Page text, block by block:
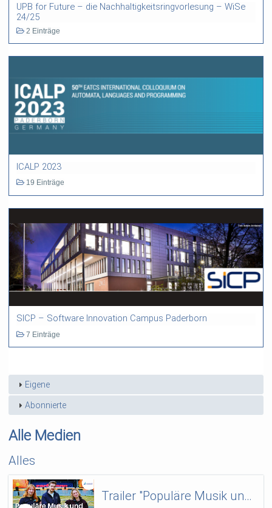
UPB for Future – die Nachhaltigkeitsringvorlesung – WiSe
24/25
2 Einträge
ICALP 2023
19 Einträge
SICP – Software Innovation Campus Paderborn
7 Einträge
Eigene
Abonnierte
Alle Medien
Alles
Trailer "Populäre Musik und Medien"